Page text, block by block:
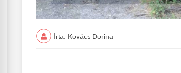
Írta: Kovács Dorina